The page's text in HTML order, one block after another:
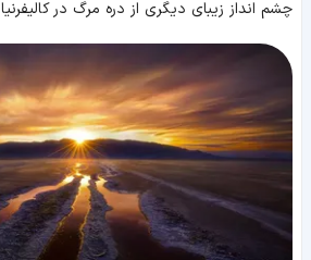
چشم انداز زیبای دیگری از دره مرگ در کالیفرنیا